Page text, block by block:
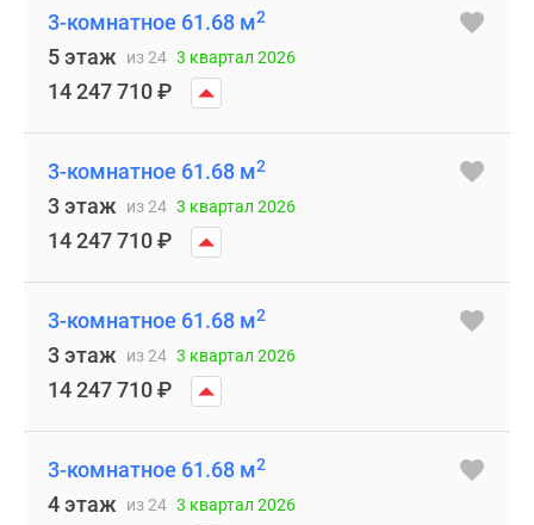
3-комнатное 61.68 м2
5 этаж из 24 3 квартал 2026
14 247 710₽
3-комнатное 61.68 м2
3 этаж из 24 3 квартал 2026
14 247 710₽
3-комнатное 61.68 м2
3 этаж из 24 3 квартал 2026
14 247 710₽
3-комнатное 61.68 м2
4 этаж из 24 3 квартал 2026